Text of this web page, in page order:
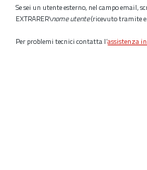
Se sei un utente esterno, nel campo email,
EXTRARER\nome utente(ricevuto tramite
Per problemi tecnici contatta l’assistenza